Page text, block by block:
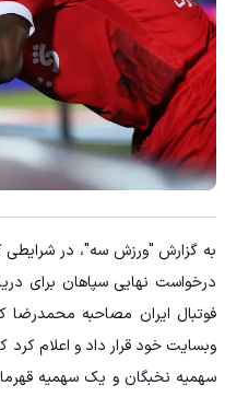
به گزارش "ورزش سه"، در شرایطی
درخواست نهایی سپاهان برای
فوتبال ایران مصاحبه محمدرضا
وبسایت خود قرار داد و اعلام کرد
سهمیه نخبگان و یک سهمیه